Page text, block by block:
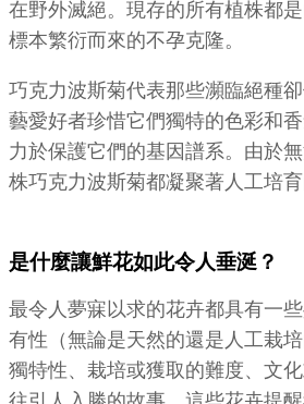
在野外滅絕。現存的所有植株都
標本繁衍而來的不孕克隆。
巧克力波斯菊代表那些瀕臨絕種
藝愛好者珍惜它們獨特的色彩和
力於保護它們的基因譜系。由於
株巧克力波斯菊都凝聚著人工培育
是什麼讓鮮花如此令人垂涎？
最令人夢寐以求的花卉都具有一
有性（無論是天然的還是人工栽
獨特性、栽培或獲取的難度、文